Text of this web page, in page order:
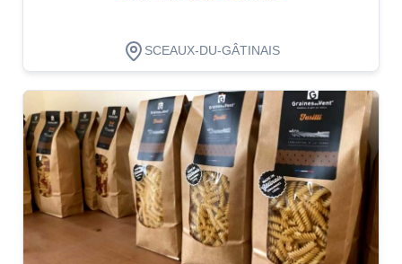
SCEAUX-DU-GÂTINAIS
Dégustation